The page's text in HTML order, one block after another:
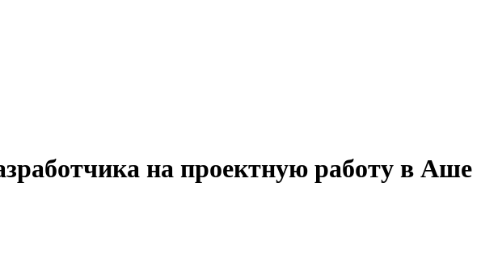
на проектную работу в Аше